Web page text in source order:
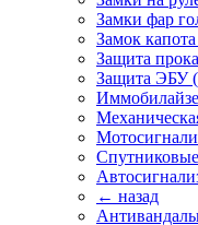
Замки фар
Замок
Защита
Защита ЭБУ
← назад